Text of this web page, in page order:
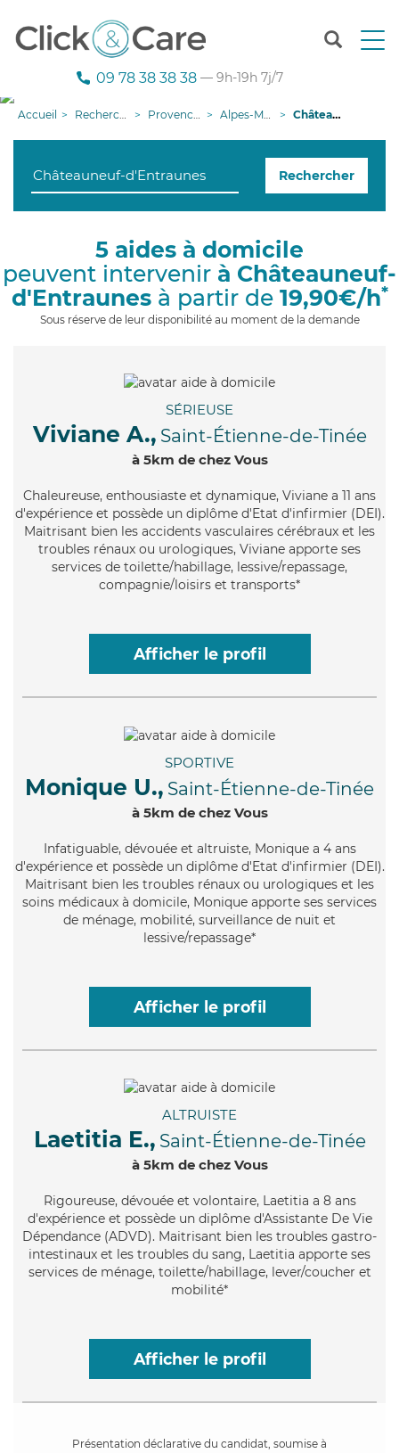
T
n
g
i
n
09 78 38 38 38 — 9h-19h 7j/7
Accueil Recherche aide à domicile Provence-Alpes-Côte d'Azur Alpes-Maritimes Châteauneuf-d'Entraunes
Rechercher
5 aides à domicile
peuvent intervenir à Châteauneuf-
d'Entraunesà partir de 19,90€/h*
Sous réserve de leur disponibilité au moment de la demande
SÉRIEUSE
Viviane A., Saint-Étienne-de-Tinée
à 5km de chez Vous
Chaleureuse, enthousiaste et dynamique, Viviane a 11 ans
d'expérience et possède un diplôme d'Etat d'infirmier (DEI).
Maitrisant bien les accidents vasculaires cérébraux et les
troubles rénaux ou urologiques, Viviane apporte ses
services de toilette/habillage, lessive/repassage,
compagnie/loisirs et transports*
Afficher le profil
SPORTIVE
Monique U., Saint-Étienne-de-Tinée
à 5km de chez Vous
Infatiguable, dévouée et altruiste, Monique a 4 ans
d'expérience et possède un diplôme d'Etat d'infirmier (DEI).
Maitrisant bien les troubles rénaux ou urologiques et les
soins médicaux à domicile, Monique apporte ses services
de ménage, mobilité, surveillance de nuit et
lessive/repassage*
Afficher le profil
ALTRUISTE
Laetitia E., Saint-Étienne-de-Tinée
à 5km de chez Vous
Rigoureuse, dévouée et volontaire, Laetitia a 8 ans
d'expérience et possède un diplôme d'Assistante De Vie
Dépendance (ADVD). Maitrisant bien les troubles gastro-
intestinaux et les troubles du sang, Laetitia apporte ses
services de ménage, toilette/habillage, lever/coucher et
mobilité*
Afficher le profil
Présentation déclarative du candidat, soumise à